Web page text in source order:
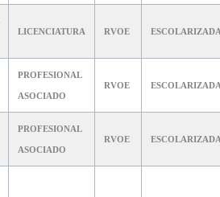
LICENCIATURA RVOE ESCOLARIZADA
PROFESIONAL
ASOCIADO
RVOE ESCOLARIZADA
PROFESIONAL
ASOCIADO
RVOE ESCOLARIZADA